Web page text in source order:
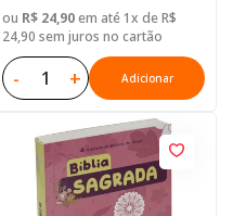
ou R$ 24,90em até 1x de R$
24,90 sem juros no cartão
- + Adicionar